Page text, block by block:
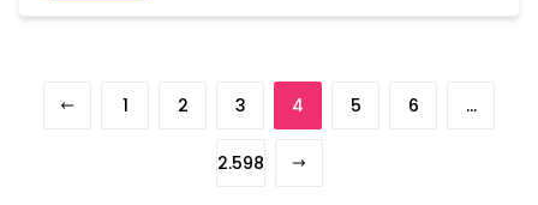
1 2 3 4 5 6 …
2.598